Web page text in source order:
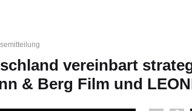
vereinbart
& Berg Film und